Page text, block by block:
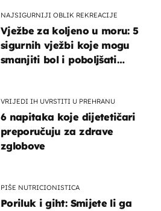
NAJSIGURNIJI OBLIK REKREACIJE
Vježbe za koljeno u moru: 5
sigurnih vježbi koje mogu
smanjiti bol i poboljšati
VRIJEDI IH UVRSTITI U PREHRANU
6 napitaka koje dijetetičari
preporučuju za zdrave
zglobove
PIŠE NUTRICIONISTICA
Poriluk i giht: Smijete li ga